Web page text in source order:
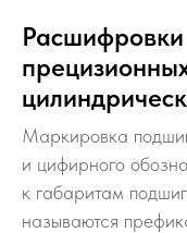
Маркировка
и цифирного
к габаритам
называются